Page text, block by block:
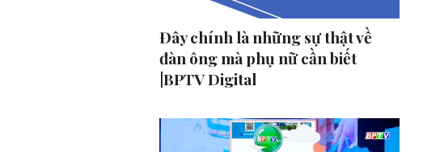
Đây chính là những sự thật về
đàn ông mà phụ nữ cần biết
|BPTV Digital